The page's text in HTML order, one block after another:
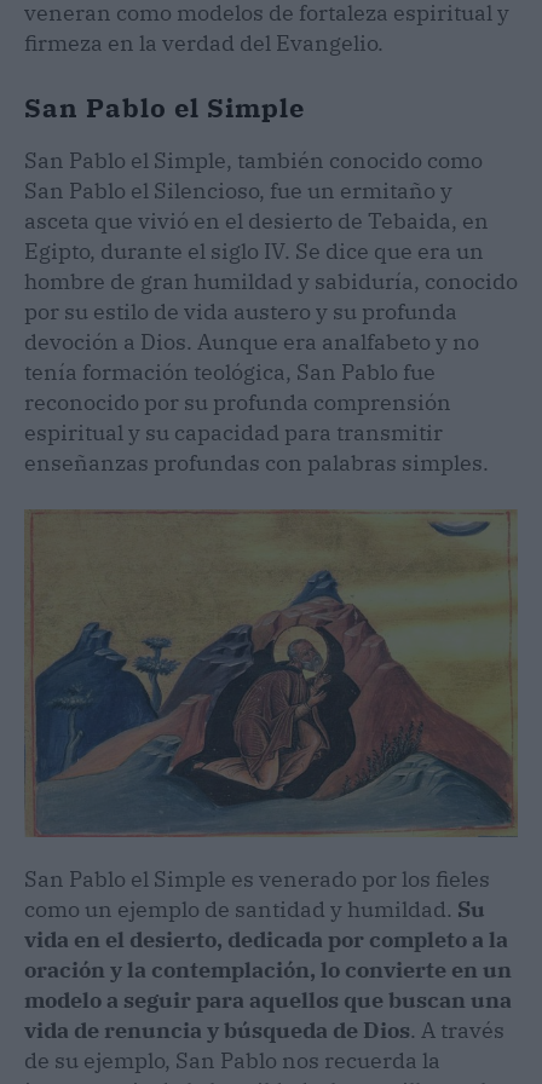
veneran como modelos de fortaleza espiritual y
firmeza en la verdad del Evangelio.
San Pablo el Simple
San Pablo el Simple, también conocido como
San Pablo el Silencioso, fue un ermitaño y
asceta que vivió en el desierto de Tebaida, en
Egipto, durante el siglo IV. Se dice que era un
hombre de gran humildad y sabiduría, conocido
por su estilo de vida austero y su profunda
devoción a Dios. Aunque era analfabeto y no
tenía formación teológica, San Pablo fue
reconocido por su profunda comprensión
espiritual y su capacidad para transmitir
enseñanzas profundas con palabras simples.
San Pablo el Simple es venerado por los fieles
como un ejemplo de santidad y humildad. Su
vida en el desierto, dedicada por completo a la
oración y la contemplación, lo convierte en un
modelo a seguir para aquellos que buscan una
vida de renuncia y búsqueda de Dios. A través
de su ejemplo, San Pablo nos recuerda la